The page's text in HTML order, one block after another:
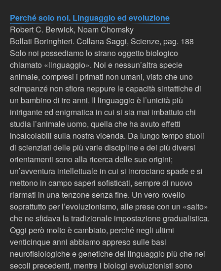
Perché solo noi. Linguaggio ed evoluzione
Robert C. Berwick, Noam Chomsky
Bollati Boringhieri. Collana Saggi, Scienze, pag. 188
Solo noi possediamo lo strano oggetto biologico
chiamato «linguaggio». Noi e nessun’altra specie
animale, compresi i primati non umani, visto che uno
scimpanzé non sfiora neppure le capacità sintattiche di
un bambino di tre anni. Il linguaggio è l’unicità più
intrigante ed enigmatica in cui si sia mai imbattuto chi
studia l’animale uomo, quella che ha avuto effetti
incalcolabili sulla nostra vicenda. Da lungo tempo stuoli
di scienziati delle più varie discipline e dei più diversi
orientamenti sono alla ricerca delle sue origini;
un’avventura intellettuale in cui si incrociano spade e si
mettono in campo saperi sofisticati, sempre di nuovo
riarmati in una tenzone senza fine. Un vero rovello
soprattutto per l’evoluzionismo, alle prese con un «salto»
che ne sfidava la tradizionale impostazione gradualistica.
Oggi però molto è cambiato, perché negli ultimi
venticinque anni abbiamo appreso sulle basi
neurofisiologiche e genetiche del linguaggio più che nei
secoli precedenti, mentre i biologi evoluzionisti sono